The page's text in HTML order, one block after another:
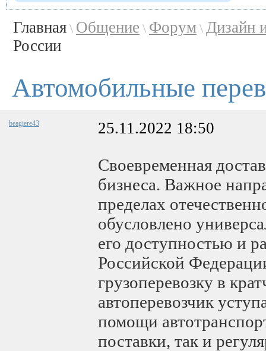
Главная \ Общение \ Форум \ Дизайн
России
Автомобильные
beagiere43 25.11.2022 18:50
Своевременная
бизнеса. Важное
пределах
обусловлено
его доступностью и
Российской
грузоперевозку в
автоперевозчик
помощи
поставки, так и